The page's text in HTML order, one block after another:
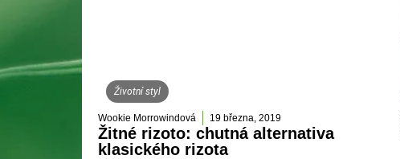
Životní styl
Wookie Morrowindová 19 března, 2019
Žitné rizoto: chutná alternativa
klasického rizota